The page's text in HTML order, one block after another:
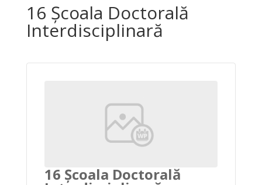
16 Școala Doctorală
Interdisciplinară
16 Școala Doctorală